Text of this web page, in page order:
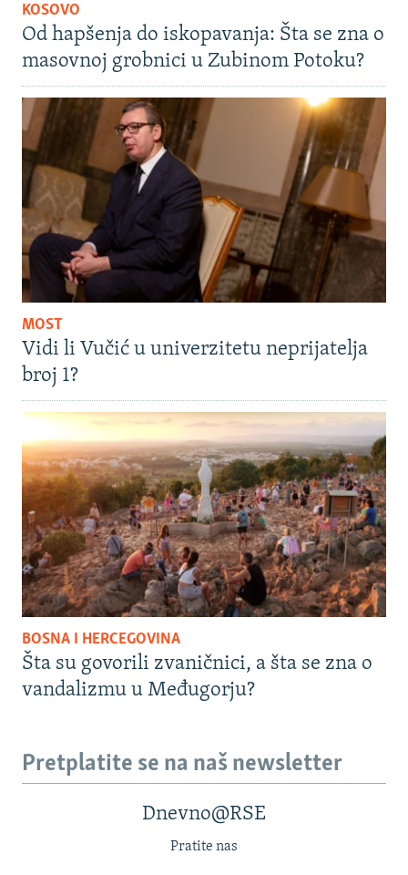
KOSOVO
Od hapšenja do iskopavanja: Šta se zna o
masovnoj grobnici u Zubinom Potoku?
MOST
Vidi li Vučić u univerzitetu neprijatelja
broj 1?
BOSNA I HERCEGOVINA
Šta su govorili zvaničnici, a šta se zna o
vandalizmu u Međugorju?
Pretplatite se na naš newsletter
Dnevno@RSE
Pratite nas